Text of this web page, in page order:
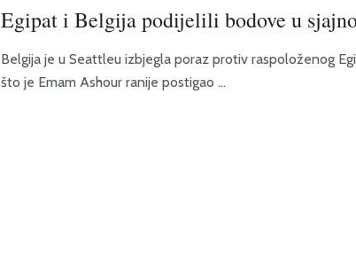
Egipat i Belgija podijelili bodove u
Belgija je u Seattleu izbjegla poraz protiv raspoloženog
što je Emam Ashour ranije postigao ...